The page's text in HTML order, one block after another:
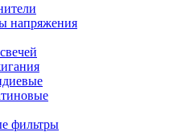
напряжения
фильтры